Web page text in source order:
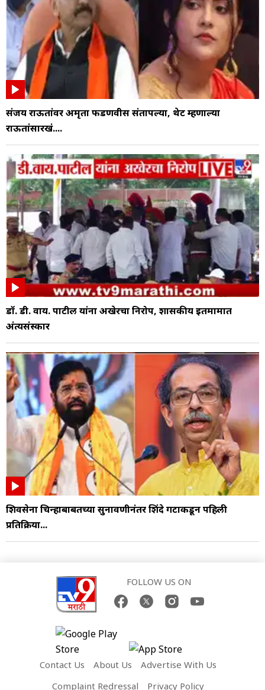
संजय राऊतांवर अमृता फडणवीस संतापल्या, थेट म्हणाल्या
राऊतांसारखं....
डॉ. डी. वाय. पाटील यांना अखेरचा निरोप, शासकीय इतमामात
अंत्यसंस्कार
शिवसेना चिन्हाबाबतच्या सुनावणीनंतर शिंदे गटाकडून पहिली
प्रतिक्रिया...
FOLLOW US ON
Contact Us About Us
Advertise With Us
Complaint Redressal
Privacy Policy